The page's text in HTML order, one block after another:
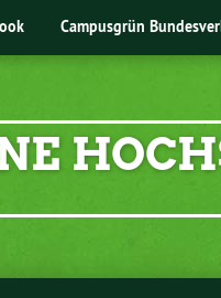
Campusgrün